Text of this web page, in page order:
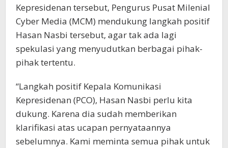
Kepresidenan tersebut, Pengurus Pusat Milenial
Cyber Media (MCM) mendukung langkah positif
Hasan Nasbi tersebut, agar tak ada lagi
spekulasi yang menyudutkan berbagai pihak-
pihak tertentu.
“Langkah positif Kepala Komunikasi
Kepresidenan (PCO), Hasan Nasbi perlu kita
dukung. Karena dia sudah memberikan
klarifikasi atas ucapan pernyataannya
sebelumnya. Kami meminta semua pihak untuk